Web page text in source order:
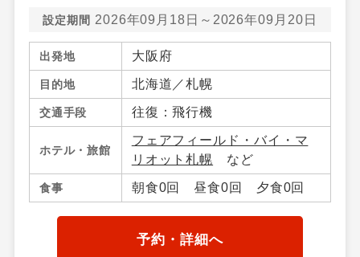
設定期間 2026年09月18日～2026年09月20日
出発地 大阪府
目的地 北海道／札幌
交通手段 往復：飛行機
ホテル・旅館
フェアフィールド・バイ・マ
リオット札幌 など
食事 朝食0回 昼食0回 夕食0回
予約・詳細へ